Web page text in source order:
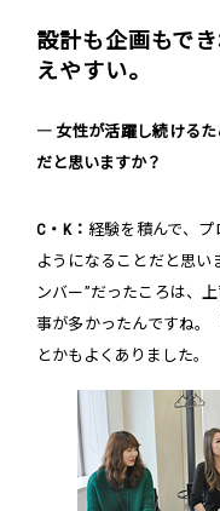
設計も企画もで
えやすい。
― 女性が活躍し続ける
だと思いますか？
C・K： 経験を積んで、
ようになることだと思い
ンバー”だったころは、
事が多かったんですね。
とかもよくありました。